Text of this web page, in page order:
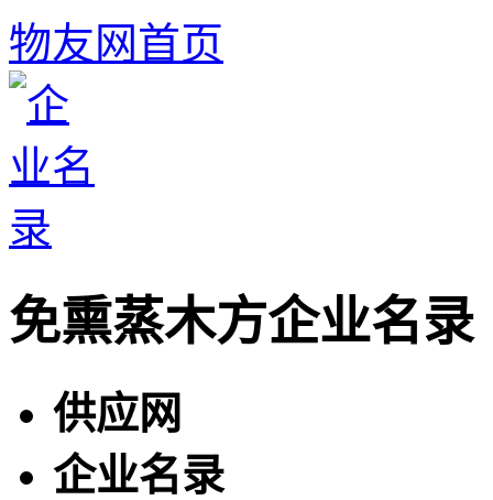
物友网首页
免熏蒸木方企业名录
供应网
企业名录